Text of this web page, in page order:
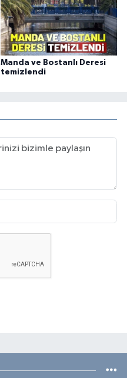
Manda ve Bostanlı Deresi
temizlendi